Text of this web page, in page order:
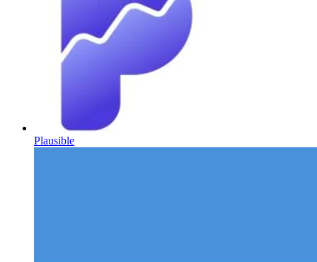
Plausible